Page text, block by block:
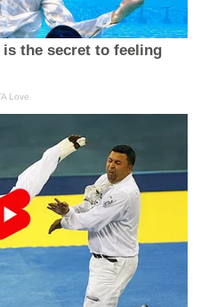
the secret to feeling
Love